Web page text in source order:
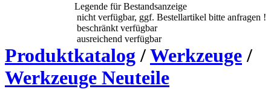
Legende für Bestandsanzeige
nicht verfügbar, ggf. Bestellartikel bitte anfragen !
beschränkt verfügbar
ausreichend verfügbar
Produktkatalog /Werkzeuge /
Werkzeuge Neuteile